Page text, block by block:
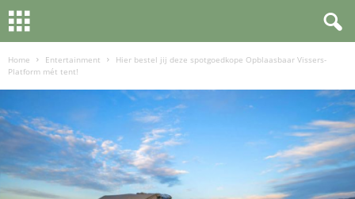
Home Entertainment
Hier bestel jij deze spotgoedkope Opblaasbaar Vissers-
Platform mét tent!